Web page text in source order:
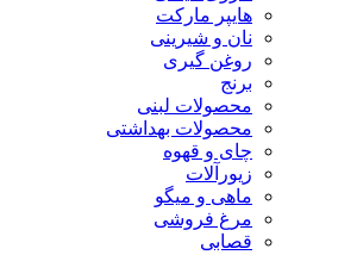
هایپر مارکت
نان و شیرینی
روغن گیری
برنج
محصولات لبنی
محصولات بهداشتی
چای و قهوه
زیورآلات
ماهی و میگو
مرغ فروشی
قصابی